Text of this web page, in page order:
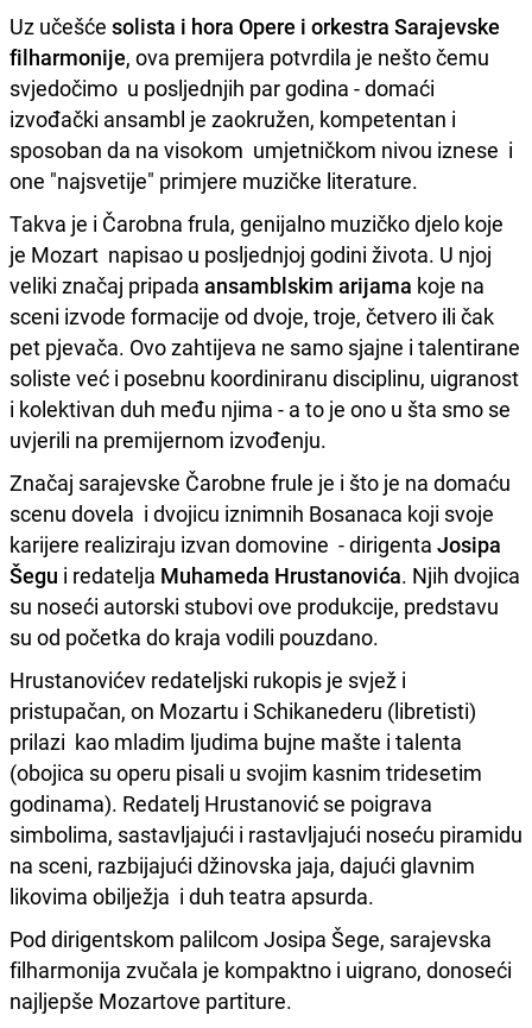
Uz učešće solista i hora Opere i orkestra Sarajevske
filharmonije, ova premijera potvrdila je nešto čemu
svjedočimo u posljednjih par godina - domaći
izvođački ansambl je zaokružen, kompetentan i
sposoban da na visokom umjetničkom nivou iznese i
one "najsvetije" primjere muzičke literature.
Takva je i Čarobna frula, genijalno muzičko djelo koje
je Mozart napisao u posljednjoj godini života. U njoj
veliki značaj pripada ansamblskim arijama koje na
sceni izvode formacije od dvoje, troje, četvero ili čak
pet pjevača. Ovo zahtijeva ne samo sjajne i talentirane
soliste već i posebnu koordiniranu disciplinu, uigranost
i kolektivan duh među njima - a to je ono u šta smo se
uvjerili na premijernom izvođenju.
Značaj sarajevske Čarobne frule je i što je na domaću
scenu dovela i dvojicu iznimnih Bosanaca koji svoje
karijere realiziraju izvan domovine - dirigenta Josipa
Šegu i redatelja Muhameda Hrustanovića. Njih dvojica
su noseći autorski stubovi ove produkcije, predstavu
su od početka do kraja vodili pouzdano.
Hrustanovićev redateljski rukopis je svjež i
pristupačan, on Mozartu i Schikanederu (libretisti)
prilazi kao mladim ljudima bujne mašte i talenta
(obojica su operu pisali u svojim kasnim tridesetim
godinama). Redatelj Hrustanović se poigrava
simbolima, sastavljajući i rastavljajući noseću piramidu
na sceni, razbijajući džinovska jaja, dajući glavnim
likovima obilježja i duh teatra apsurda.
Pod dirigentskom palilcom Josipa Šege, sarajevska
filharmonija zvučala je kompaktno i uigrano, donoseći
najljepše Mozartove partiture.